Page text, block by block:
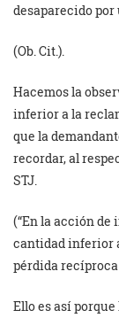
desaparecido por
(Ob. Cit.).
Hacemos la
inferior a la
que la
recordar, al
STJ.
(“En la acción
cantidad inferior
pérdida
Ello es así